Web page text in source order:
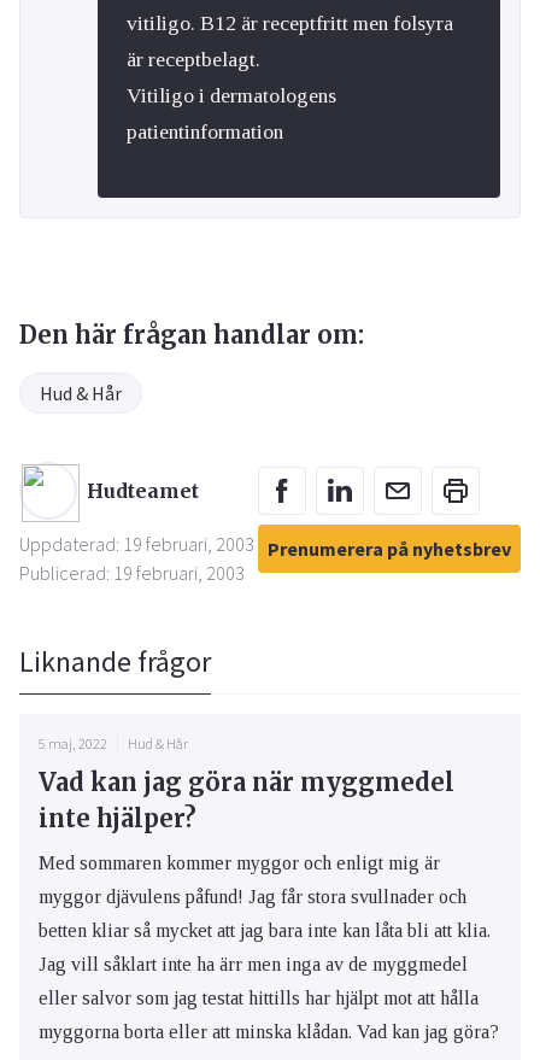
vitiligo. B12 är receptfritt men folsyra
är receptbelagt.
Vitiligo i dermatologens
patientinformation
Den här frågan handlar om:
Hud & Hår
Hudteamet
Uppdaterad: 19 februari, 2003
Publicerad: 19 februari, 2003
Prenumerera på nyhetsbrev
Liknande frågor
5 maj, 2022 Hud & Hår
Vad kan jag göra när myggmedel
inte hjälper?
Med sommaren kommer myggor och enligt mig är
myggor djävulens påfund! Jag får stora svullnader och
betten kliar så mycket att jag bara inte kan låta bli att klia.
Jag vill såklart inte ha ärr men inga av de myggmedel
eller salvor som jag testat hittills har hjälpt mot att hålla
myggorna borta eller att minska klådan. Vad kan jag göra?